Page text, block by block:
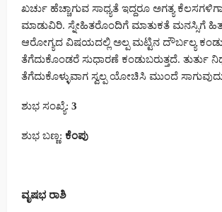
ಖರ್ಚು ಹೆಚ್ಚಾಗುವ ಸಾಧ್ಯತೆ ಇದ್ದರೂ ಅಗತ್ಯ
ಮಾಡುವಿರಿ. ಸ್ನೇಹಿತರೊಂದಿಗೆ ಮಾತುಕತೆ ಮನಸ್ಸಿಗೆ
ಆರೋಗ್ಯದ ವಿಷಯದಲ್ಲಿ ಅಲ್ಪ ಮಟ್ಟಿನ ದೌರ್ಬಲ್ಯ
ತೆಗೆದುಕೊಂಡರೆ ಸುಧಾರಣೆ ಕಂಡುಬರುತ್ತದೆ. ತುರ್ತು
ತೆಗೆದುಕೊಳ್ಳುವಾಗ ಸ್ವಲ್ಪ ಯೋಚಿಸಿ ಮುಂದೆ
ಶುಭ ಸಂಖ್ಯೆ: 3
ಶುಭ ಬಣ್ಣ: ಕೆಂಪು
ವೃಷಭ ರಾಶಿ